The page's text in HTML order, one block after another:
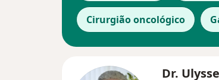
Cirurgião oncológico
Dr.